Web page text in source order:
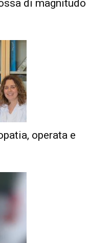
di magnitudo
operata e